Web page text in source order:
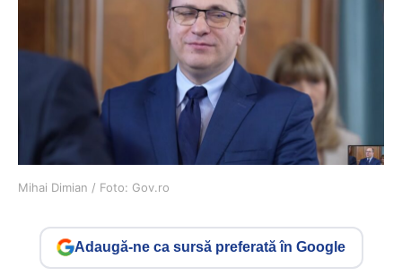
Mihai Dimian / Foto: Gov.ro
Adaugă-ne ca sursă preferată în Google